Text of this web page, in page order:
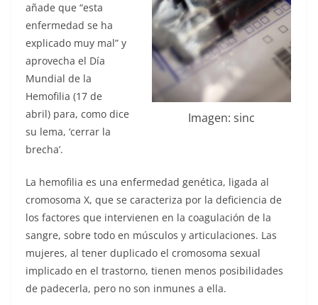
Imagen: sinc
añade que “esta
enfermedad se ha
explicado muy mal” y
aprovecha el Día
Mundial de la
Hemofilia (17 de
abril) para, como dice
su lema, ‘cerrar la
brecha’.
La hemofilia es una enfermedad genética, ligada al
cromosoma X, que se caracteriza por la deficiencia de
los factores que intervienen en la coagulación de la
sangre, sobre todo en músculos y articulaciones. Las
mujeres, al tener duplicado el cromosoma sexual
implicado en el trastorno, tienen menos posibilidades
de padecerla, pero no son inmunes a ella.